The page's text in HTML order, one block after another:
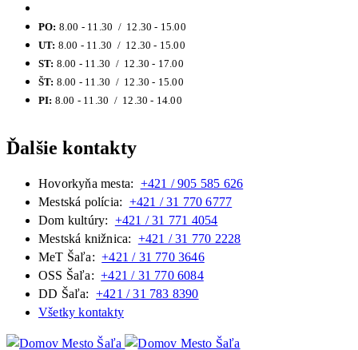
PO: 8.00 - 11.30 / 12.30 - 15.00
UT: 8.00 - 11.30 / 12.30 - 15.00
ST: 8.00 - 11.30 / 12.30 - 17.00
ŠT: 8.00 - 11.30 / 12.30 - 15.00
PI: 8.00 - 11.30 / 12.30 - 14.00
Ďalšie kontakty
Hovorkyňa mesta: +421 / 905 585 626
Mestská polícia: +421 / 31 770 6777
Dom kultúry: +421 / 31 771 4054
Mestská knižnica: +421 / 31 770 2228
MeT Šaľa:+421 / 31 770 3646
OSS Šaľa:+421 / 31 770 6084
DD Šaľa: +421 / 31 783 8390
Všetky kontakty